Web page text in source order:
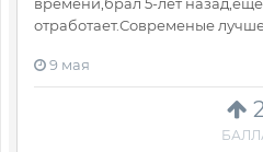
2
отработает.Современые
9 мая